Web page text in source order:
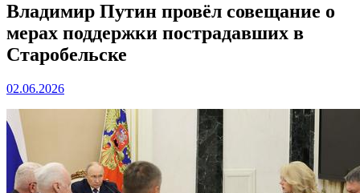
Владимир Путин провёл совещание о
мерах поддержки пострадавших в
Старобельске
02.06.2026